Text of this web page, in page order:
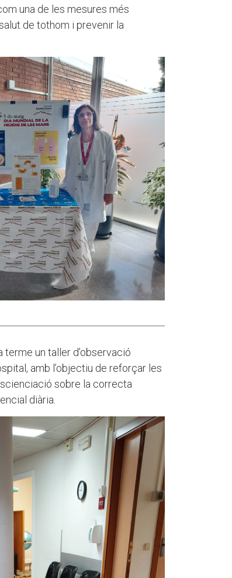
una de les mesures més
de tothom i prevenir la
terme un taller d’observació
amb l’objectiu de reforçar les
sobre la correcta
diària.